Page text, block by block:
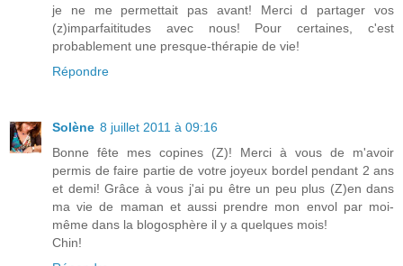
je ne me permettait pas avant! Merci d partager vos
(z)imparfaititudes avec nous! Pour certaines, c'est
probablement une presque-thérapie de vie!
Répondre
Solène 8 juillet 2011 à 09:16
Bonne fête mes copines (Z)! Merci à vous de m'avoir
permis de faire partie de votre joyeux bordel pendant 2 ans
et demi! Grâce à vous j'ai pu être un peu plus (Z)en dans
ma vie de maman et aussi prendre mon envol par moi-
même dans la blogosphère il y a quelques mois!
Chin!